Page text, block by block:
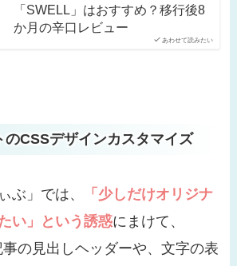
あわせて読みたい
「SWELL」はおすすめ？移行後8
か月の辛口レビュー
のCSSデザインカスタマイズ
ぶ」では、
「少しだけオリジナ
い」という誘惑にまけて、
事の見出しヘッダーや、文字の表